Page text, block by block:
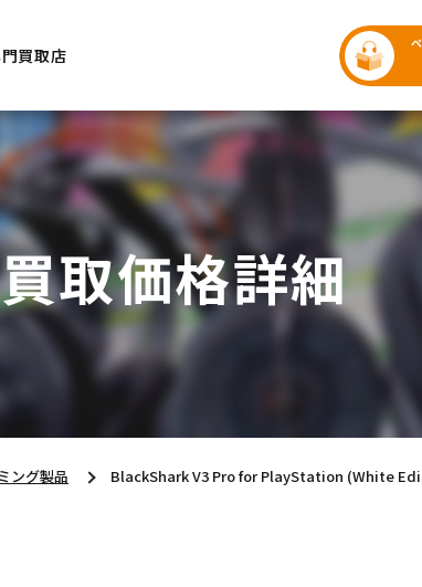
買取店
買取価格詳細
ング製品 BlackShark V3 Pro for PlayStation (White